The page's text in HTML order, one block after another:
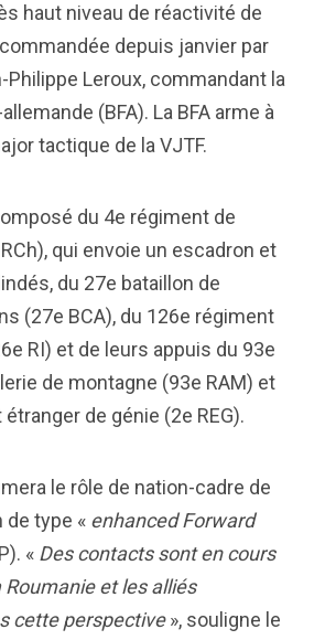
haut niveau de réactivité de
commandée depuis janvier par
Philippe Leroux, commandant la
(BFA). La BFA arme à
tactique de la VJTF.
du 4e régiment de
qui envoie un escadron et
du 27e bataillon de
(27e BCA), du 126e régiment
RI) et de leurs appuis du 93e
de montagne (93e RAM) et
de génie (2e REG).
le rôle de nation-cadre de
de type « enhanced Forward
« Des contacts sont en cours
Roumanie et les alliés
cette perspective», souligne le